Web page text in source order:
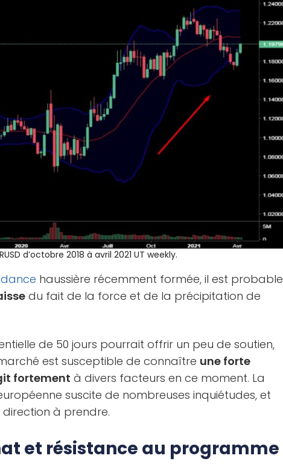
d’octobre 2018 à avril 2021 UT weekly.
haussière récemment formée, il est probable
du fait de la force et de la précipitation de
de 50 jours pourrait offrir un peu de soutien,
est susceptible de connaître une forte
fortement à divers facteurs en ce moment. La
suscite de nombreuses inquiétudes, et
à prendre.
et résistance au programme